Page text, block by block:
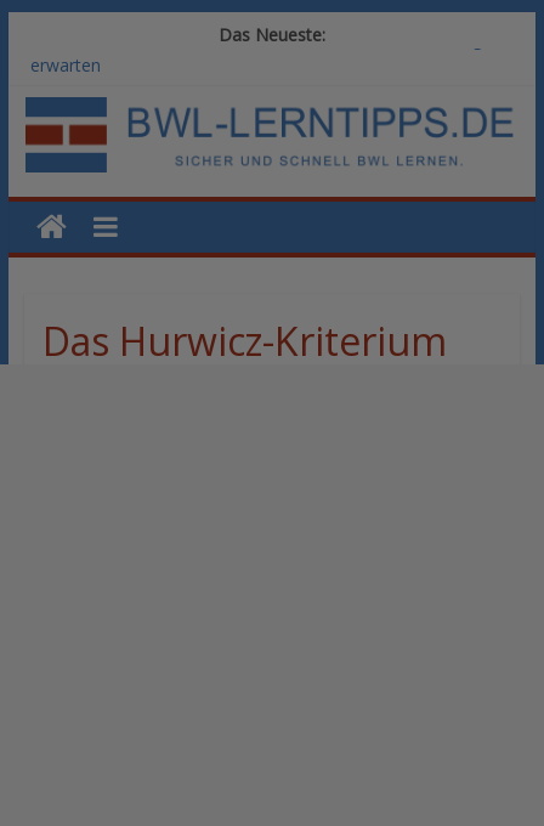
Das Neueste:
Vom BWL-Studium zur Führungsposition: Weiterbildungswege
Rechnungswesen im BWL-Studium: Digitale Tools für die
Finanzbuchhaltung
KI-Kompetenz im BWL-Studium: Controlling und
Datenanalyse verstehen
Methoden der Personalentwicklung: Blended Learning versus
klassische Präsenzschulung im Vergleich
Das Hurwicz-Kriterium